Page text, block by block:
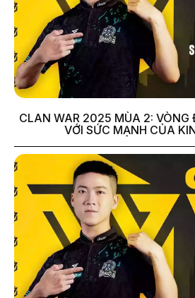
CLAN WAR 2025 MÙA 2: VÒNG
VỚI SỨC MẠNH CỦA